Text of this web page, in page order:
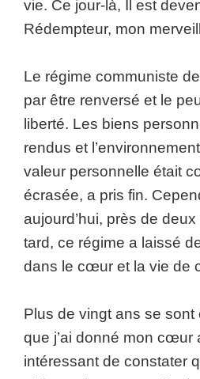
vie. Ce jour-là, Il est
Rédempteur, mon
Le régime communiste
par être renversé et le
liberté. Les biens
rendus et
valeur personnelle était
écrasée, a pris fin.
aujourd’hui, près de
tard, ce régime a laissé
dans le cœur et la vie de
Plus de vingt ans se sont
que j’ai donné mon cœur
intéressant de constater